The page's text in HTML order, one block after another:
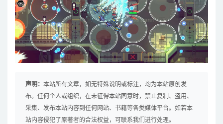
声明： 本站所有文章，如无特殊说明或标注，均为本站原创发
布。任何个人或组织，在未征得本站同意时，禁止复制、盗用、
采集、发布本站内容到任何网站、书籍等各类媒体平台。如若本
站内容侵犯了原著者的合法权益，可联系我们进行处理。